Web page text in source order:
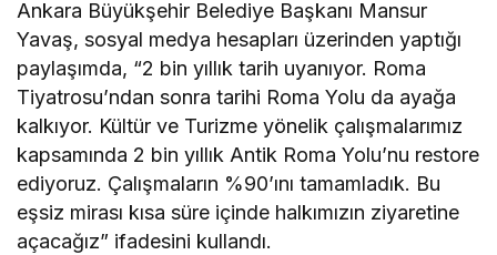
Ankara Büyükşehir Belediye Başkanı Mansur
Yavaş, sosyal medya hesapları üzerinden yaptığı
paylaşımda, “2 bin yıllık tarih uyanıyor. Roma
Tiyatrosu’ndan sonra tarihi Roma Yolu da ayağa
kalkıyor. Kültür ve Turizme yönelik çalışmalarımız
kapsamında 2 bin yıllık Antik Roma Yolu’nu restore
ediyoruz. Çalışmaların %90’ını tamamladık. Bu
eşsiz mirası kısa süre içinde halkımızın ziyaretine
açacağız” ifadesini kullandı.